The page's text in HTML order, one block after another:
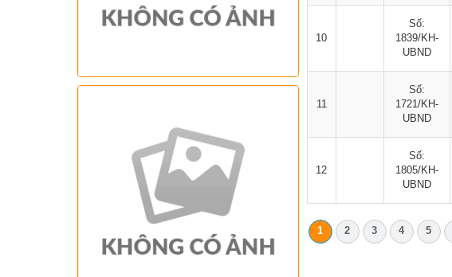
10
Số:
1839/KH-
UBND
11
Số:
1721/KH-
UBND
12
Số:
1805/KH-
UBND
1 2 3 4 5